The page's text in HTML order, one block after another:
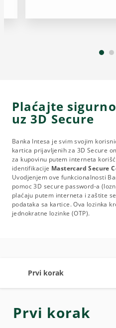
Plaćajte
uz 3D Secure
Banka Intesa je svim svojim
kartica prijavljenih za 3D Secure
za kupovinu putem interneta
identifikacije Mastercard Secure
Uvodjenjem ove funkcionalnosti
pomoc 3D secure password-a
plaćaju putem interneta i zaštite
podataka sa kartice. Ova lozinka
jednokratne lozinke (OTP).
Prvi korak
Prvi korak